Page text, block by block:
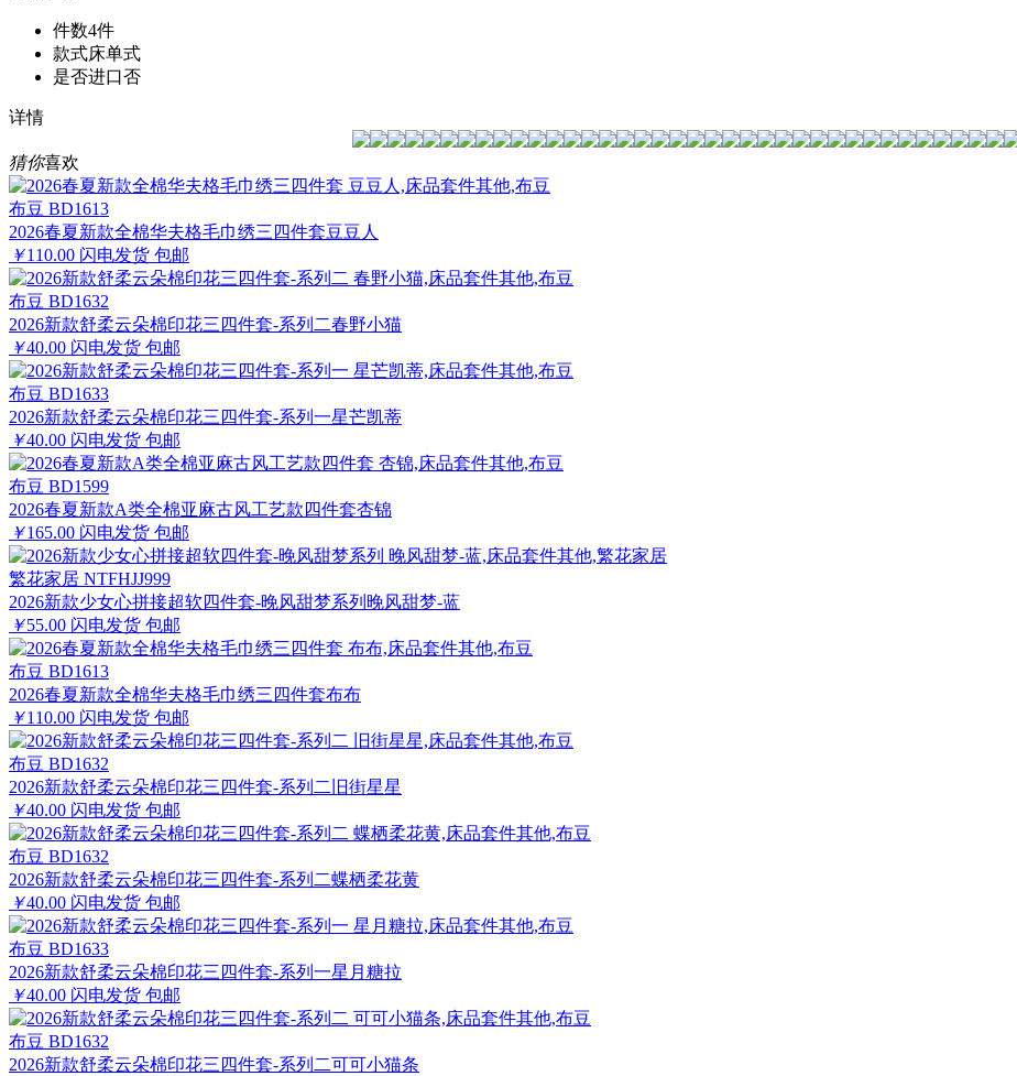
件数4件
款式床单式
是否进口否
详情
猜你喜欢
布豆 BD1613
2026春夏新款全棉华夫格毛巾绣三四件套豆豆人
￥110.00 闪电发货 包邮
布豆 BD1632
2026新款舒柔云朵棉印花三四件套-系列二春野小猫
￥40.00 闪电发货 包邮
布豆 BD1633
2026新款舒柔云朵棉印花三四件套-系列一星芒凯蒂
￥40.00 闪电发货 包邮
布豆 BD1599
2026春夏新款A类全棉亚麻古风工艺款四件套杏锦
￥165.00 闪电发货 包邮
繁花家居 NTFHJJ999
2026新款少女心拼接超软四件套-晚风甜梦系列晚风甜梦-蓝
￥55.00 闪电发货 包邮
布豆 BD1613
2026春夏新款全棉华夫格毛巾绣三四件套布布
￥110.00 闪电发货 包邮
布豆 BD1632
2026新款舒柔云朵棉印花三四件套-系列二旧街星星
￥40.00 闪电发货 包邮
布豆 BD1632
2026新款舒柔云朵棉印花三四件套-系列二蝶栖柔花黄
￥40.00 闪电发货 包邮
布豆 BD1633
2026新款舒柔云朵棉印花三四件套-系列一星月糖拉
￥40.00 闪电发货 包邮
布豆 BD1632
2026新款舒柔云朵棉印花三四件套-系列二可可小猫条